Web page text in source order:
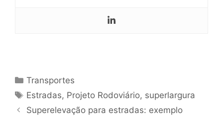
Transportes
Estradas, Projeto Rodoviário, superlargura
Superelevação para estradas: exemplo